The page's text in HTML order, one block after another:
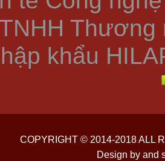
Thương
khẩu
COPYRIGHT © 2014-2018 ALL
Design by and